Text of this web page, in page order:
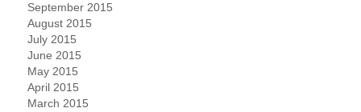
September 2015
August 2015
July 2015
June 2015
May 2015
April 2015
March 2015